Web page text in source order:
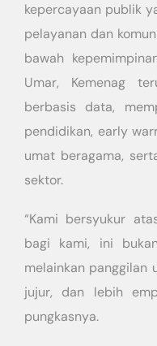
kepercayaan publik
pelayanan dan
bawah
Umar, Kemenag
berbasis data,
pendidikan, early
umat beragama,
sektor.
“Kami bersyukur
bagi kami, ini
melainkan panggilan
jujur, dan lebih
pungkasnya.